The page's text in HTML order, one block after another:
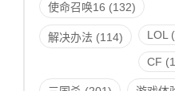
使命召唤16 (132)
解决办法 (114) LOL
CF